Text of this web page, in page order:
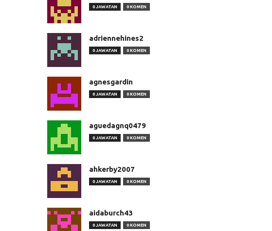
0 JAWATAN 0 KOMEN
adriennehines2
0 JAWATAN 0 KOMEN
agnesgardin
0 JAWATAN 0 KOMEN
aguedagnq0479
0 JAWATAN 0 KOMEN
ahkerby2007
0 JAWATAN 0 KOMEN
aidaburch43
0 JAWATAN 0 KOMEN